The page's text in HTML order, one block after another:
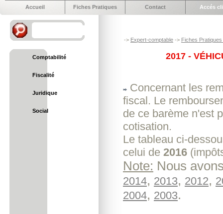
Accueil Fiches Pratiques Contact Accés
Comptabilité
Fiscalité
Juridique
Social
-> Expert-comptable -> Fiches
2017 -
Concernant les
fiscal. Le
de ce barème n'est
cotisation.
Le tableau ci-
celui de 2016
Note: Nous
2014, 2013, 2012,
2004, 2003.